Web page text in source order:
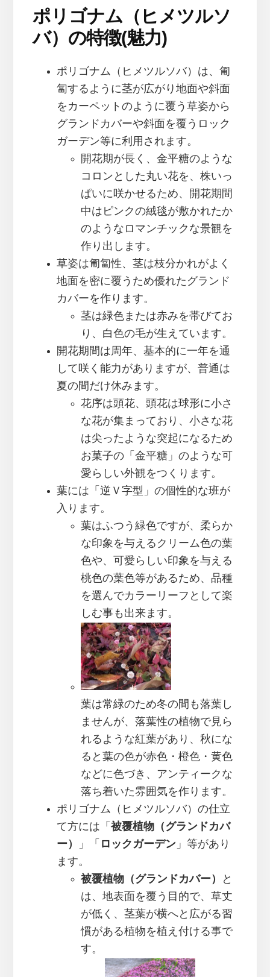
ポリゴナム（ヒメツルソ
バ）の特徴(魅力)
ポリゴナム（ヒメツルソバ）は、匍
匐するように茎が広がり地面や斜面
をカーペットのように覆う草姿から
グランドカバーや斜面を覆うロック
ガーデン等に利用されます。
開花期が長く、金平糖のような
コロンとした丸い花を、株いっ
ぱいに咲かせるため、開花期間
中はピンクの絨毯が敷かれたか
のようなロマンチックな景観を
作り出します。
草姿は匍匐性、茎は枝分かれがよく
地面を密に覆うため優れたグランド
カバーを作ります。
茎は緑色または赤みを帯びてお
り、白色の毛が生えています。
開花期間は周年、基本的に一年を通
して咲く能力がありますが、普通は
夏の間だけ休みます。
花序は頭花、頭花は球形に小さ
な花が集まっており、小さな花
は尖ったような突起になるため
お菓子の「金平糖」のような可
愛らしい外観をつくります。
葉には「逆Ｖ字型」の個性的な班が
入ります。
葉はふつう緑色ですが、柔らか
な印象を与えるクリーム色の葉
色や、可愛らしい印象を与える
桃色の葉色等があるため、品種
を選んでカラーリーフとして楽
しむ事も出来ます。
葉は常緑のため冬の間も落葉し
ませんが、落葉性の植物で見ら
れるような紅葉があり、秋にな
ると葉の色が赤色・橙色・黄色
などに色づき、アンティークな
落ち着いた雰囲気を作ります。
ポリゴナム（ヒメツルソバ）の仕立
て方には「 被覆植物（グランドカバ
ー）
」「 ロックガーデン」等があり
ます。
被覆植物（グランドカバー）
と
は、地表面を覆う目的で、草丈
が低く、茎葉が横へと広がる習
慣がある植物を植え付ける事で
す。